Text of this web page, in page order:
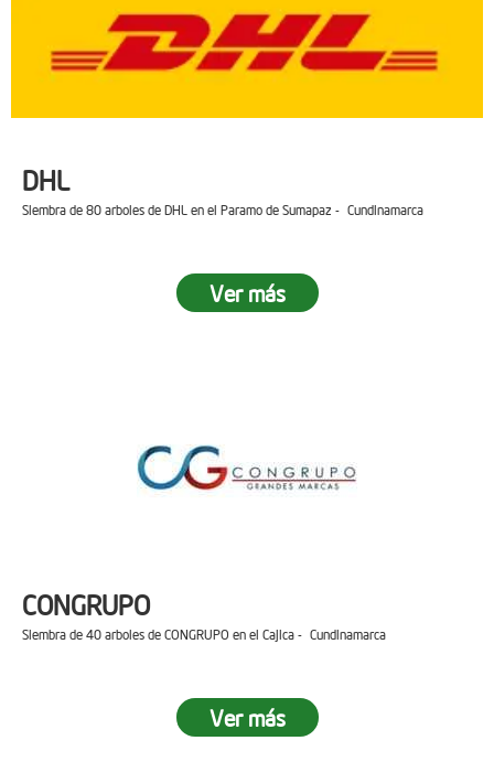
DHL
Siembra de 80 arboles de DHL en el Paramo de Sumapaz - Cundinamarca
Ver más
CONGRUPO
Siembra de 40 arboles de CONGRUPO en el Cajica - Cundinamarca
Ver más